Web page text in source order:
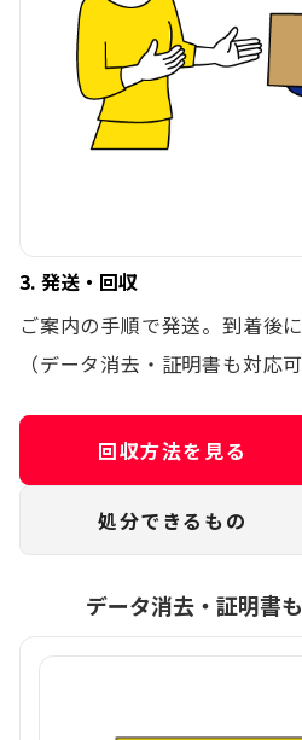
3. 発送・回収
ご案内の手順で発送。到着後
（データ消去・証明書も対応可
回収方法を見る
処分できるもの
データ消去・証明書